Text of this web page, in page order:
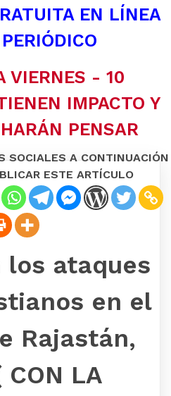
EN LÍNEA
VIERNES - 10
IMPACTO Y
PENSAR
SOCIALES A CONTINUACIÓN
ESTE ARTÍCULO
los ataques
en el
Rajastán,
LA